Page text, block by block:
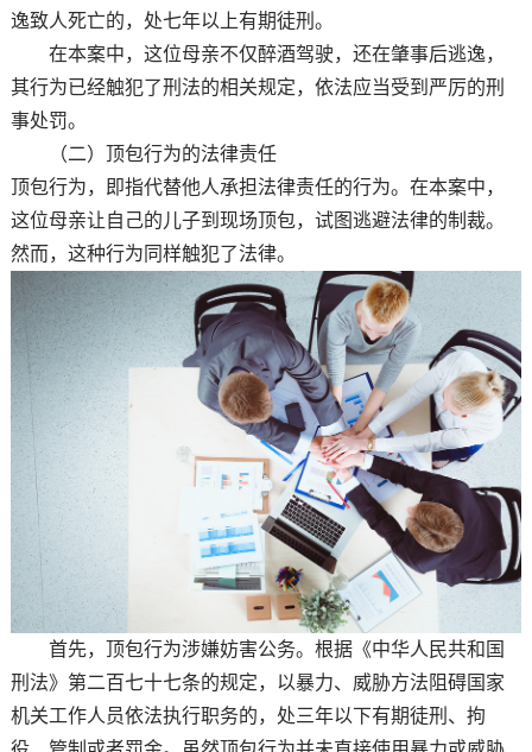
逸致人死亡的，处七年以上有期徒刑。
在本案中，这位母亲不仅醉酒驾驶，还在肇事后逃逸，
其行为已经触犯了刑法的相关规定，依法应当受到严厉的刑
事处罚。
（二）顶包行为的法律责任
顶包行为，即指代替他人承担法律责任的行为。在本案中，
这位母亲让自己的儿子到现场顶包，试图逃避法律的制裁。
然而，这种行为同样触犯了法律。
首先，顶包行为涉嫌妨害公务。根据《中华人民共和国
刑法》第二百七十七条的规定，以暴力、威胁方法阻碍国家
机关工作人员依法执行职务的，处三年以下有期徒刑、拘